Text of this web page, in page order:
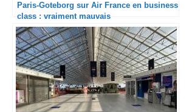
Paris-Goteborg sur Air France en business
class : vraiment mauvais